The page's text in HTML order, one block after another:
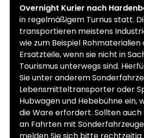
Overnight Kurier nach
in regelmäßigem Turnus statt.
transportieren meistens
wie zum Beispiel Rohmaterialien
Ersatzteile, wenn sie nicht in
Tourismus unterwegs sind.
Sie unter anderem
Lebensmitteltransporter oder
Hubwagen und Hebebühne ein,
die Ware erfordert. Sollten auch
an Fahrten mit
melden Sie sich bitte rechtzeitig